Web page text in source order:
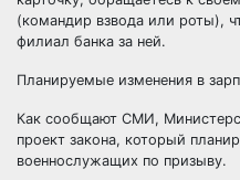
(командир взвода или роты),
филиал банка за ней.
Планируемые изменения в
Как сообщают СМИ,
проект закона, который
военнослужащих по призыву.